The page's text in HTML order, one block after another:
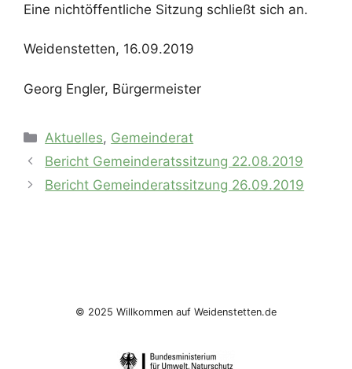
Eine nichtöffentliche Sitzung schließt sich an.
Weidenstetten, 16.09.2019
Georg Engler, Bürgermeister
Kategorien
Aktuelles, Gemeinderat
Bericht Gemeinderatssitzung 22.08.2019
Bericht Gemeinderatssitzung 26.09.2019
© 2025 Willkommen auf Weidenstetten.de